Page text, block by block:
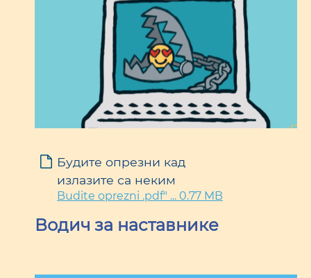
Будите опрезни кад
излазите са неким
Budite oprezni .pdf" ... 0.77 MB
Водич за наставнике